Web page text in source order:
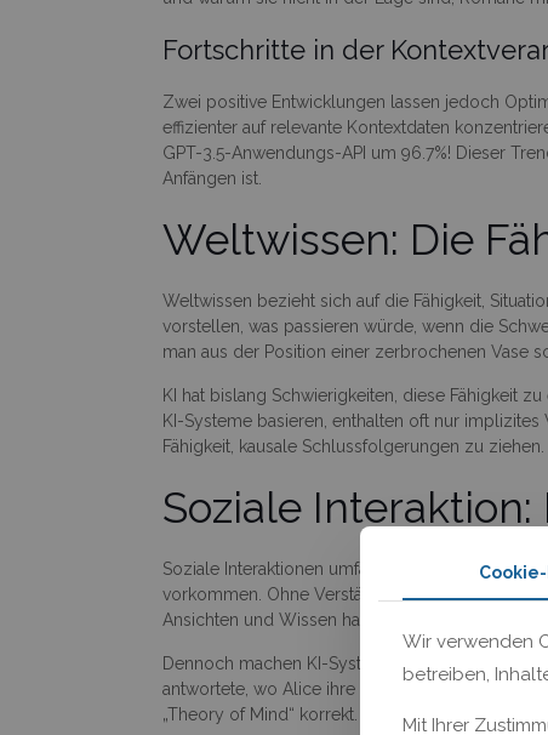
Fortschritte in der
Zwei positive Entwicklungen lassen jedoch
effizienter auf relevante Kontextdaten
GPT-3.5-Anwendungs-API um 96.7%! Dieser
Anfängen ist.
Weltwissen: Die
Weltwissen bezieht sich auf die Fähigkeit,
vorstellen, was passieren würde, wenn die
man aus der Position einer zerbrochenen Vase
KI hat bislang Schwierigkeiten, diese Fähigkeit
KI-Systeme basieren, enthalten oft nur
Fähigkeit, kausale Schlussfolgerungen zu ziehen.
Soziale Interaktion:
Soziale Interaktionen umfassen subtile
vorkommen. Ohne Verständnis dieser
Ansichten und Wissen haben.
Dennoch machen KI-Systeme Fortschritte in
antwortete, wo Alice ihre Brille suchen würde,
„Theory of Mind“ korrekt. Diese Fähigkeit wird
Wir verwenden
betreiben,
Mit Ihrer